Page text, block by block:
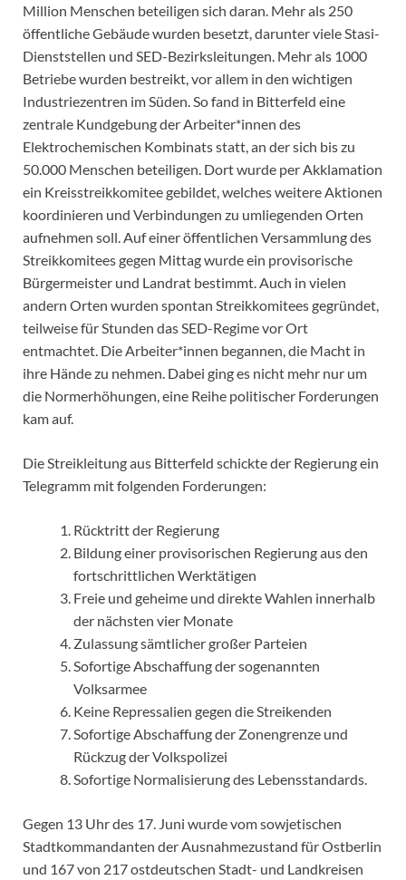
Million Menschen beteiligen sich daran. Mehr als 250
öffentliche Gebäude wurden besetzt, darunter viele Stasi-
Dienststellen und SED-Bezirksleitungen. Mehr als 1000
Betriebe wurden bestreikt, vor allem in den wichtigen
Industriezentren im Süden. So fand in Bitterfeld eine
zentrale Kundgebung der Arbeiter*innen des
Elektrochemischen Kombinats statt, an der sich bis zu
50.000 Menschen beteiligen. Dort wurde per Akklamation
ein Kreisstreikkomitee gebildet, welches weitere Aktionen
koordinieren und Verbindungen zu umliegenden Orten
aufnehmen soll. Auf einer öffentlichen Versammlung des
Streikkomitees gegen Mittag wurde ein provisorische
Bürgermeister und Landrat bestimmt. Auch in vielen
andern Orten wurden spontan Streikkomitees gegründet,
teilweise für Stunden das SED-Regime vor Ort
entmachtet. Die Arbeiter*innen begannen, die Macht in
ihre Hände zu nehmen. Dabei ging es nicht mehr nur um
die Normerhöhungen, eine Reihe politischer Forderungen
kam auf.
Die Streikleitung aus Bitterfeld schickte der Regierung ein
Telegramm mit folgenden Forderungen:
Rücktritt der Regierung
Bildung einer provisorischen Regierung aus den
fortschrittlichen Werktätigen
Freie und geheime und direkte Wahlen innerhalb
der nächsten vier Monate
Zulassung sämtlicher großer Parteien
Sofortige Abschaffung der sogenannten
Volksarmee
Keine Repressalien gegen die Streikenden
Sofortige Abschaffung der Zonengrenze und
Rückzug der Volkspolizei
Sofortige Normalisierung des Lebensstandards.
Gegen 13 Uhr des 17. Juni wurde vom sowjetischen
Stadtkommandanten der Ausnahmezustand für Ostberlin
und 167 von 217 ostdeutschen Stadt- und Landkreisen